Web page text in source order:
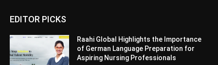
EDITOR PICKS
Raahi Global Highlights the Importance
of German Language Preparation for
Aspiring Nursing Professionals